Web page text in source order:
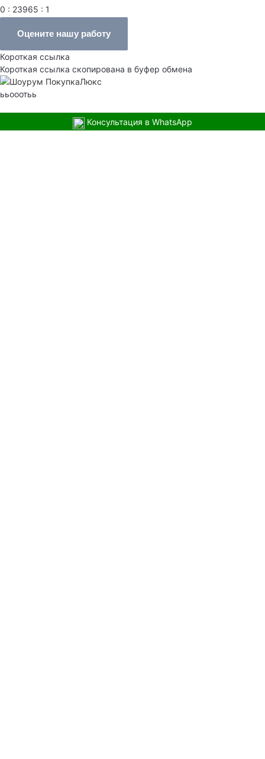
0 : 23965 : 1
Оцените нашу работу
Короткая ссылка
Короткая ссылка скопирована в буфер обмена
ььооотьь
Консультация в WhatsApp